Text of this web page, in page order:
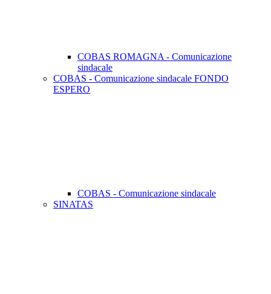
COBAS ROMAGNA - Comunicazione
sindacale
COBAS - Comunicazione sindacale FONDO
ESPERO
COBAS - Comunicazione sindacale
SINATAS